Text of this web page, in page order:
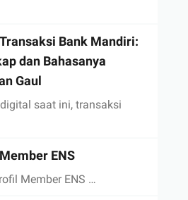
Bank Mandiri:
dan Bahasanya
Gaul
saat ini, transaksi
ENS
Member ENS …